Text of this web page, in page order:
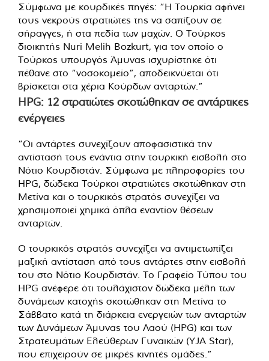
Σύμφωνα με κουρδικές πηγές: “Η Τουρκία αφήνει
τους νεκρούς στρατιώτες της να σαπίζουν σε
σήραγγες, ή στα πεδία των μαχών. Ο Τούρκος
διοικητής Nuri Melih Bozkurt, για τον οποίο ο
Τούρκος υπουργός Άμυνας ισχυρίστηκε ότι
πέθανε στο “νοσοκομείο”, αποδεικνύεται ότι
βρίσκεται στα χέρια Κούρδων ανταρτών.”
HPG: 12 στρατιώτες σκοτώθηκαν σε αντάρτικες
ενέργειες
“Οι αντάρτες συνεχίζουν αποφασιστικά την
αντίστασή τους ενάντια στην τουρκική εισβολή στο
Νότιο Κουρδιστάν. Σύμφωνα με πληροφορίες του
HPG, δώδεκα Τούρκοι στρατιώτες σκοτώθηκαν στη
Μετίνα και ο τουρκικός στρατός συνεχίζει να
χρησιμοποιεί χημικά όπλα εναντίον θέσεων
ανταρτών.
Ο τουρκικός στρατός συνεχίζει να αντιμετωπίζει
μαζική αντίσταση από τους αντάρτες στην εισβολή
του στο Νότιο Κουρδιστάν. Το Γραφείο Τύπου του
HPG ανέφερε ότι τουλάχιστον δώδεκα μέλη των
δυνάμεων κατοχής σκοτώθηκαν στη Μετίνα το
Σάββατο κατά τη διάρκεια ενεργειών των ανταρτών
των Δυνάμεων Άμυνας του Λαού (HPG) και των
Στρατευμάτων Ελεύθερων Γυναικών (YJA Star),
που επιχειρούν σε μικρές κινητές ομάδες.”